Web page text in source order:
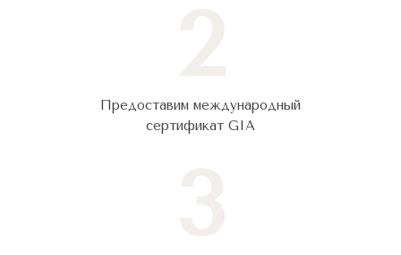
Предоставим международный
сертификат GIA